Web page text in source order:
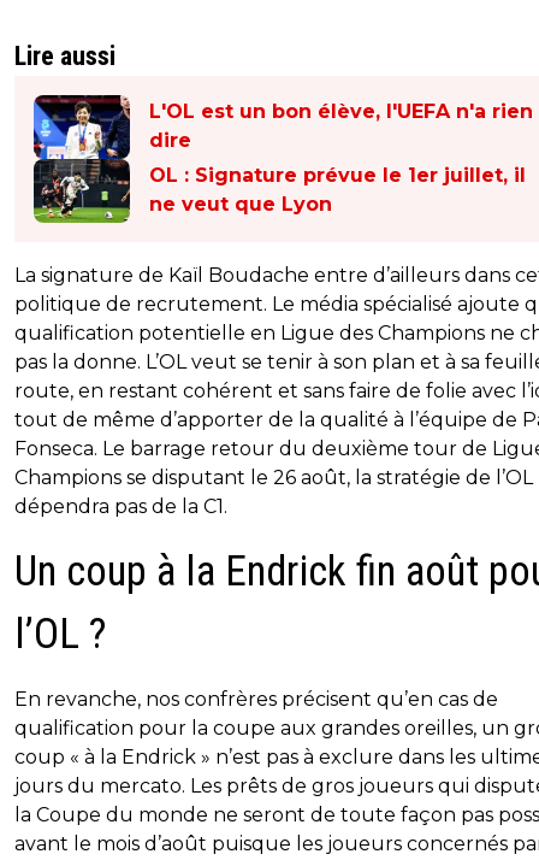
Lire aussi
L'OL est un bon élève, l'UEFA n'a rien
dire
OL : Signature prévue le 1er juillet, il
ne veut que Lyon
La signature de Kaïl Boudache entre d’ailleurs dans
politique de recrutement. Le média spécialisé ajoute
qualification potentielle en Ligue des Champions ne
pas la donne. L’OL veut se tenir à son plan et à sa
route, en restant cohérent et sans faire de folie avec
tout de même d’apporter de la qualité à l’équipe de
Fonseca. Le barrage retour du deuxième tour de
Champions se disputant le 26 août, la stratégie de l’OL
dépendra pas de la C1.
Un coup à la Endrick fin août
l’OL ?
En revanche, nos confrères précisent qu’en cas de
qualification pour la coupe aux grandes oreilles, un
coup « à la Endrick » n’est pas à exclure dans les
jours du mercato. Les prêts de gros joueurs qui
la Coupe du monde ne seront de toute façon pas
avant le mois d’août puisque les joueurs concernés